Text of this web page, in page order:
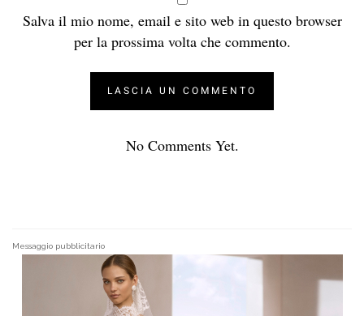
Salva il mio nome, email e sito web in questo browser
per la prossima volta che commento.
No Comments Yet.
Messaggio pubblicitario